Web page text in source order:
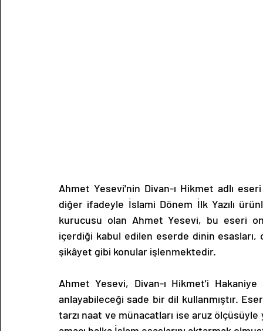
Ahmet Yesevi'nin Divan-ı Hikmet adlı
diğer ifadeyle İslami Dönem İlk Yazılı
kurucusu olan Ahmet Yesevi, bu eseri
içerdiği kabul edilen eserde dinin
şikâyet gibi konular işlenmektedir.
Ahmet Yesevi, Divan-ı Hikmet'i Hakaniye
anlayabileceği sade bir dil kullanmıştır.
tarzı naat ve münacatları ise aruz ölçüsüyle